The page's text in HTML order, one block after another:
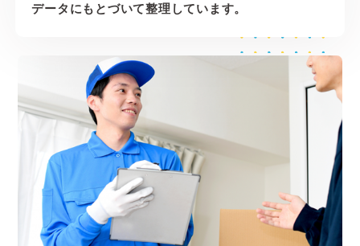
データにもとづいて整理しています。